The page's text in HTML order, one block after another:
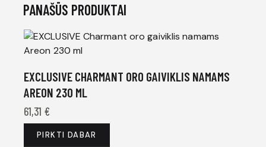
PANAŠŪS PRODUKTAI
EXCLUSIVE CHARMANT ORO GAIVIKLIS NAMAMS
AREON 230 ML
61,31 €
PIRKTI DABAR